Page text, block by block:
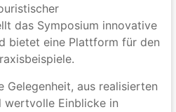
das Symposium innovative
bietet eine Plattform für den
Gelegenheit, aus realisierten
wertvolle Einblicke in